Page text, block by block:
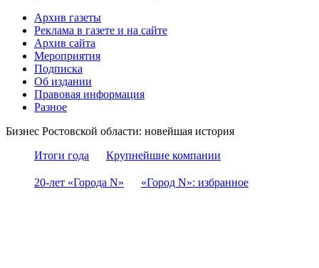
Архив газеты
Реклама в газете и на сайте
Архив сайта
Мероприятия
Подписка
Об издании
Правовая информация
Разное
Бизнес Ростовской области: новейшая история
Итоги года
Крупнейшие компании
20-лет «Города N» «Город N»: избранное